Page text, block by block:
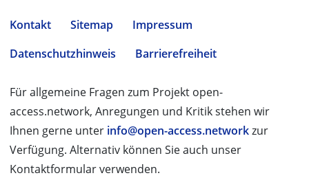
Kontakt Sitemap
Impressum
Datenschutzhinweis
Barrierefreiheit
Für allgemeine Fragen zum Projekt open-
access.network, Anregungen und Kritik stehen wir
Ihnen gerne unter info@open-access.networkzur
Verfügung. Alternativ können Sie auch unser
Kontaktformular verwenden.